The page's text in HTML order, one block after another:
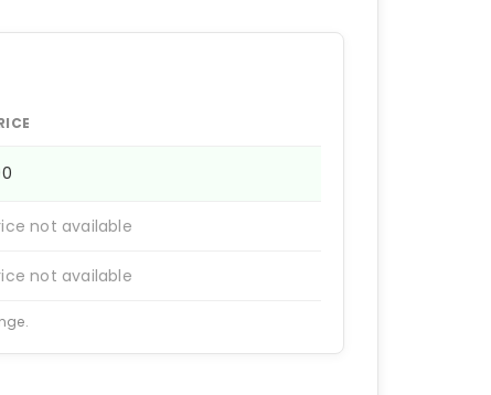
not available
not available